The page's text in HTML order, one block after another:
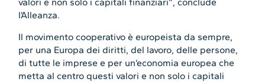
valori e non solo i capitali finanziari”, conclude
l’Alleanza.
Il movimento cooperativo è europeista da sempre,
per una Europa dei diritti, del lavoro, delle persone,
di tutte le imprese e per un’economia europea che
metta al centro questi valori e non solo i capitali